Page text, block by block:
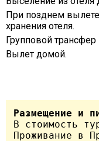
При позднем
хранения отеля.
Групповой трансфер
Вылет домой.
Размещение и
В стоимость
Проживание в